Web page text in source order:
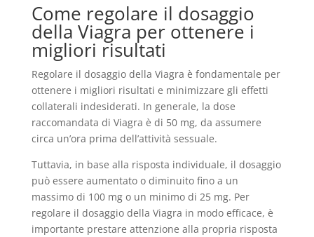
Come regolare il dosaggio
della Viagra per ottenere i
migliori risultati
Regolare il dosaggio della Viagra è fondamentale per
ottenere i migliori risultati e minimizzare gli effetti
collaterali indesiderati. In generale, la dose
raccomandata di Viagra è di 50 mg, da assumere
circa un’ora prima dell’attività sessuale.
Tuttavia, in base alla risposta individuale, il dosaggio
può essere aumentato o diminuito fino a un
massimo di 100 mg o un minimo di 25 mg. Per
regolare il dosaggio della Viagra in modo efficace, è
importante prestare attenzione alla propria risposta